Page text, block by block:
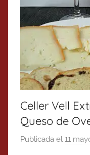
Celler Vell
Queso de
Publicada el 11